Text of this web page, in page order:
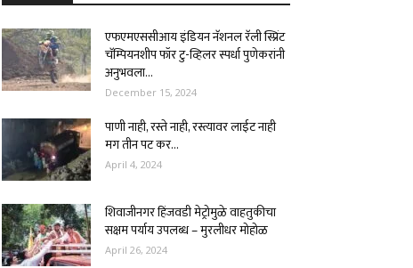
एफएमएससीआय इंडियन नॅशनल रॅली स्प्रिंट
चॅम्पियनशीप फॉर टु-व्हिलर स्पर्धा पुणेकरांनी
अनुभवला...
December 15, 2024
पाणी नाही, रस्ते नाही, रस्त्यावर लाईट नाही
मग तीन पट कर...
April 4, 2024
शिवाजीनगर हिंजवडी मेट्रोमुळे वाहतुकीचा
सक्षम पर्याय उपलब्ध – मुरलीधर मोहोळ
April 26, 2024